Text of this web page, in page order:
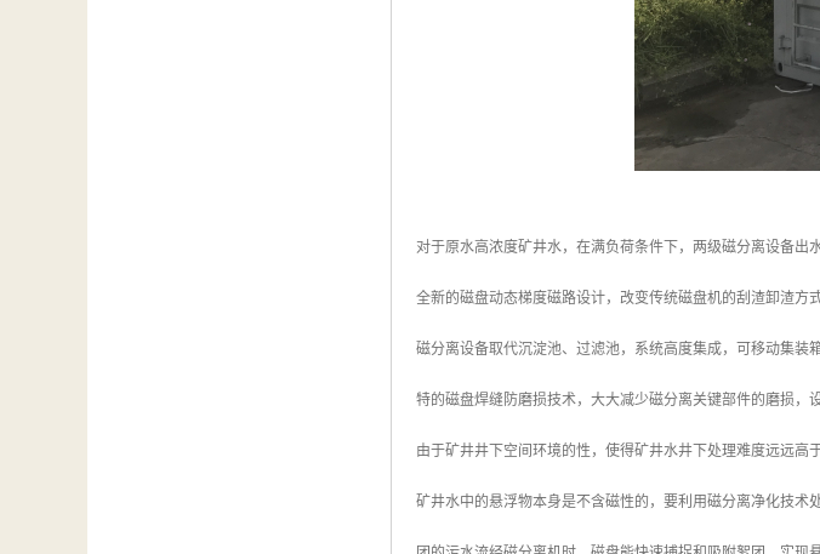
对于原水高浓度矿井水，在满负荷条件下，两级磁分离设备出
全新的磁盘动态梯度磁路设计，改变传统磁盘机的刮渣卸渣方
磁分离设备取代沉淀池、过滤池，系统高度集成，可移动集装箱
特的磁盘焊缝防磨损技术，大大减少磁分离关键部件的磨损，
由于矿井井下空间环境的性，使得矿井水井下处理难度远远高
矿井水中的悬浮物本身是不含磁性的，要利用磁分离净化技